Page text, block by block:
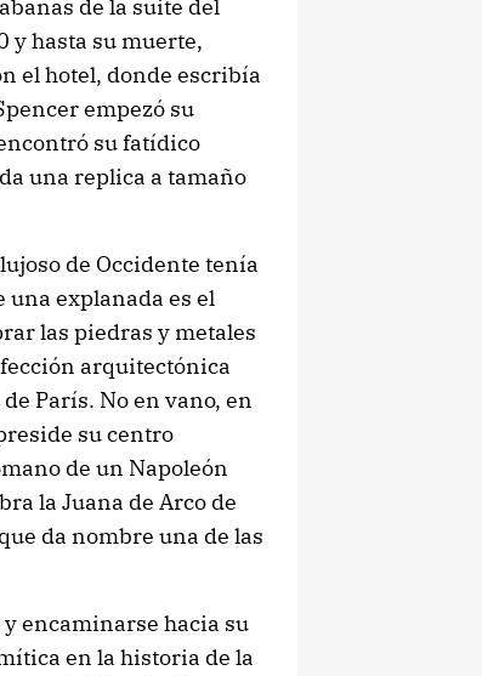
de la suite del
y hasta su muerte,
el hotel, donde escribía
empezó su
su fatídico
una replica a tamaño
de Occidente tenía
una explanada es el
las piedras y metales
arquitectónica
París. No en vano, en
su centro
de un Napoleón
la Juana de Arco de
da nombre una de las
encaminarse hacia su
en la historia de la